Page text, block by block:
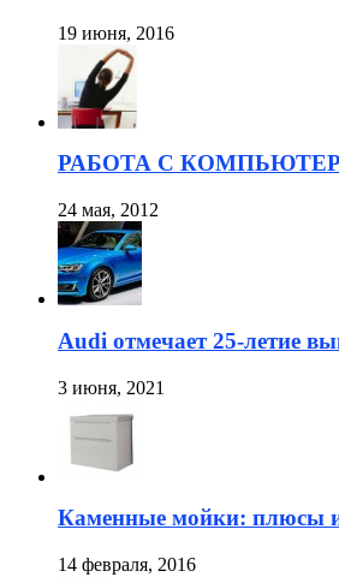
19 июня, 2016
РАБОТА С
24 мая, 2012
Audi отмечает 25-летие
3 июня, 2021
Каменные мойки: плюсы
14 февраля, 2016